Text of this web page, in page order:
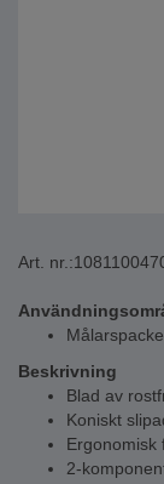
Art. nr.:
Beskrivning
Blad av
Koniskt
Ergonomisk
2-